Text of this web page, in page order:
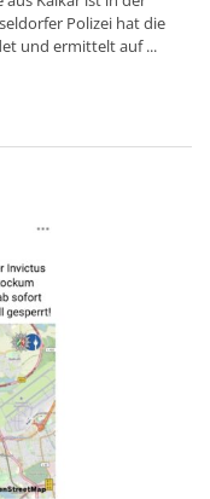
Polizei hat die
und ermittelt auf ...